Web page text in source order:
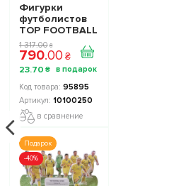
Фигурки
футболистов
TOP FOOTBALL
STARS - Набор
The Football
Stars
Collection 1
10100250
1 317.00 ₴
790.00 ₴
23.70 ₴
95895
10100250
в сравнение
Подарок
-40%